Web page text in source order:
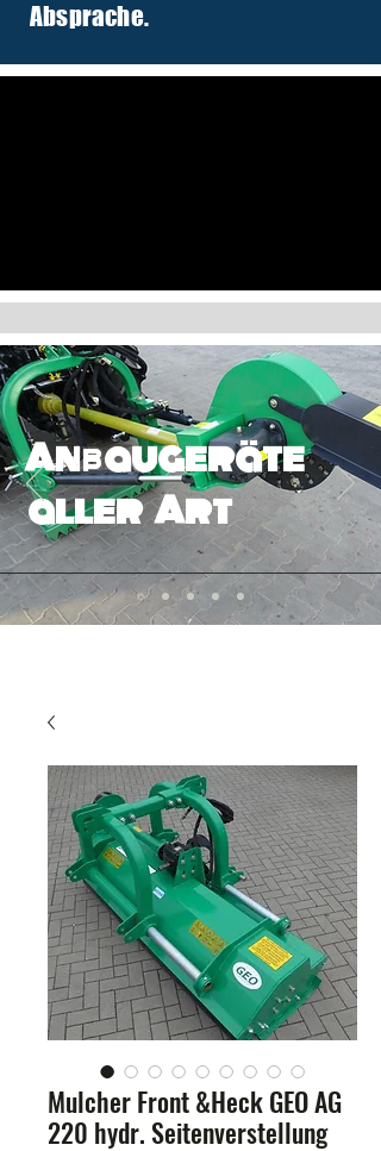
Absprache.
Anbaugeräte
aller Art
Mulcher Front &Heck GEO AG
220 hydr. Seitenverstellung